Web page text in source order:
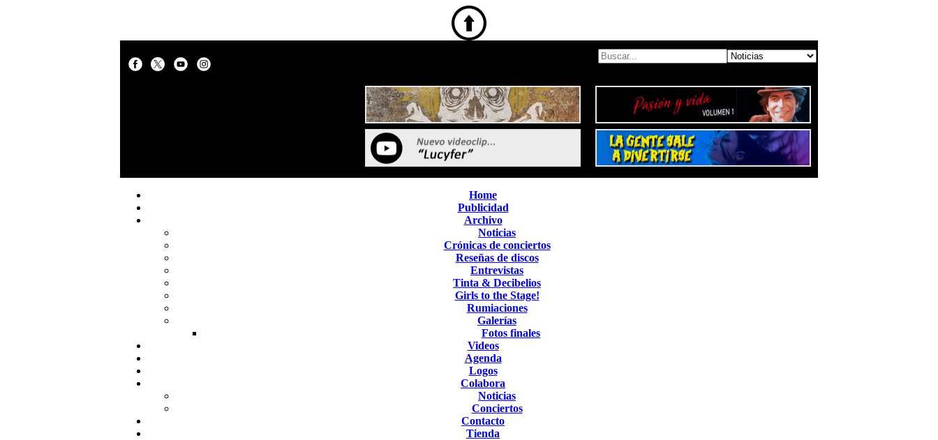
Home
Publicidad
Archivo
Noticias
Crónicas de conciertos
Reseñas de discos
Entrevistas
Tinta & Decibelios
Girls to the Stage!
Rumiaciones
Galerías
Fotos finales
Videos
Agenda
Logos
Colabora
Noticias
Conciertos
Contacto
Tienda